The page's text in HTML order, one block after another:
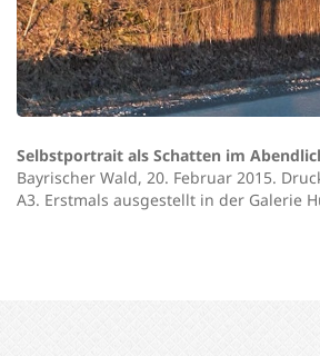
Selbstportrait als Schatten im
Bayrischer Wald, 20. Februar 2015.
A3. Erstmals ausgestellt in der Galerie